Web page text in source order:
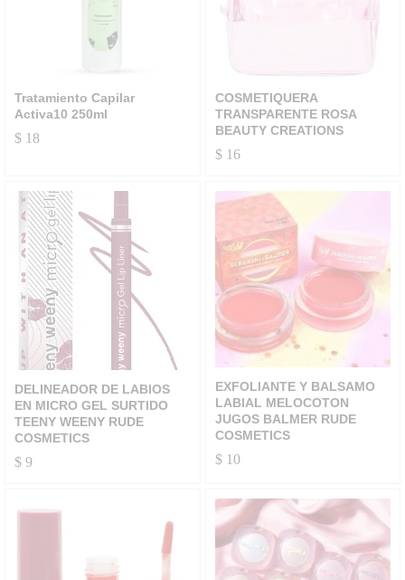
Tratamiento Capilar
Activa10 250ml
$ 18
COSMETIQUERA
TRANSPARENTE ROSA
BEAUTY CREATIONS
$16
DELINEADOR DE LABIOS
EN MICRO GEL SURTIDO
TEENY WEENY RUDE
COSMETICS
$ 9
EXFOLIANTE Y BALSAMO
LABIAL MELOCOTON
JUGOS BALMER RUDE
COSMETICS
$10